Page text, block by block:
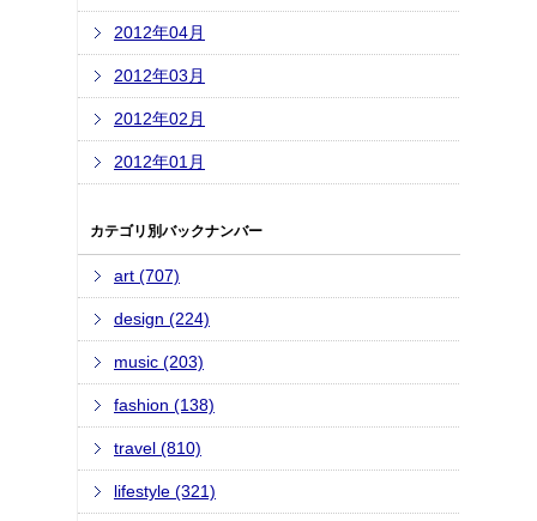
2012年04月
2012年03月
2012年02月
2012年01月
カテゴリ別バックナンバー
art (707)
design (224)
music (203)
fashion (138)
travel (810)
lifestyle (321)